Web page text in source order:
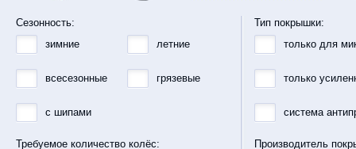
Сезонность:
зимние
летние
всесезонные грязевые
с шипами
Требуемое количество колёс:
Тип покрышки:
только для
только
система
Производитель